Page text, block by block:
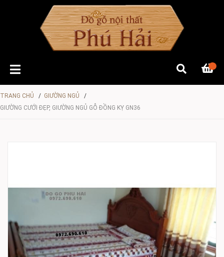
TRANG CHỦ / GIƯỜNG NGỦ
/
GIƯỜNG CƯỚI ĐẸP, GIƯỜNG NGỦ GỖ ĐỒNG KỴ GN36